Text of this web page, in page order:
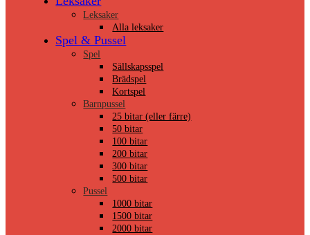
Leksaker
Alla leksaker
Spel & Pussel
Spel
Sällskapsspel
Brädspel
Kortspel
Barnpussel
25 bitar (eller färre)
50 bitar
100 bitar
200 bitar
300 bitar
500 bitar
Pussel
1000 bitar
1500 bitar
2000 bitar